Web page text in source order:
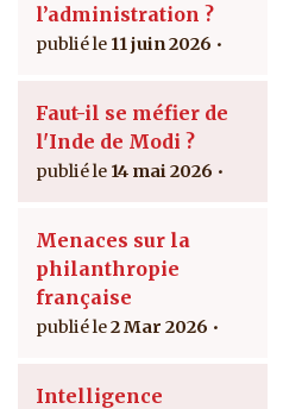
l’administration ?
11 juin 2026
Faut-il se méfier de
l'Inde de Modi ?
14 mai 2026
Menaces sur la
philanthropie
française
2 Mar 2026
Intelligence